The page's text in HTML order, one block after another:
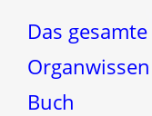
Das
Buch